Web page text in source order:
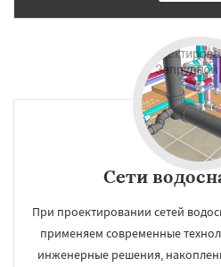
Сети
При проектировании сетей
применяем современные
инженерные решения,